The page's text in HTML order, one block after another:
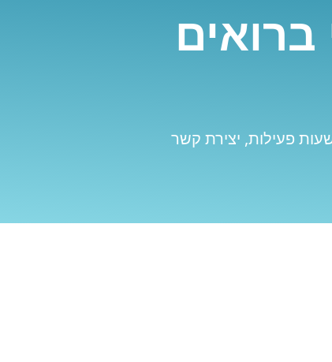
ברואים
פעילות, יצירת קשר